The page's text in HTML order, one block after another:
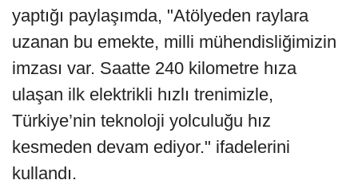
yaptığı paylaşımda, "Atölyeden raylara
uzanan bu emekte, milli mühendisliğimizin
imzası var. Saatte 240 kilometre hıza
ulaşan ilk elektrikli hızlı trenimizle,
Türkiye’nin teknoloji yolculuğu hız
kesmeden devam ediyor." ifadelerini
kullandı.